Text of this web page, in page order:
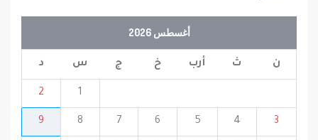
أغسطس 2026
ن ث أرب خ ج س د
1
2
3
4
5
6
7
8
9